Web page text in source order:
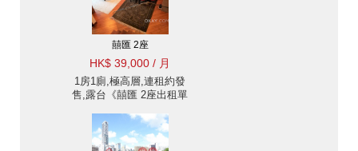
囍匯 2座
HK$ 39,000 / 月
1房1廁,極高層,連租約發
售,露台《囍匯 2座出租單